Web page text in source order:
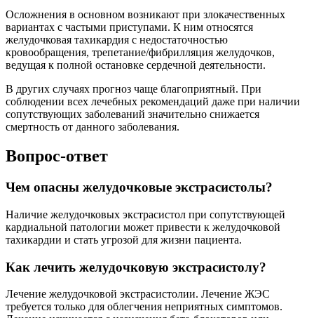
Осложнения в основном возникают при злокачественных
вариантах с частыми приступами. К ним относятся
желудочковая тахикардия с недостаточностью
кровообращения, трепетание/фибрилляция желудочков,
ведущая к полной остановке сердечной деятельности.
В других случаях прогноз чаще благоприятный. При
соблюдении всех лечебных рекомендаций даже при наличии
сопутствующих заболеваний значительно снижается
смертность от данного заболевания.
Вопрос-ответ
Чем опасны желудочковые экстрасистолы?
Наличие желудочковых экстрасистол при сопутствующей
кардиальной патологии может привести к желудочковой
тахикардии и стать угрозой для жизни пациента.
Как лечить желудочковую экстрасистолу?
Лечение желудочковой экстрасистолии. Лечение ЖЭС
требуется только для облегчения неприятных симптомов.